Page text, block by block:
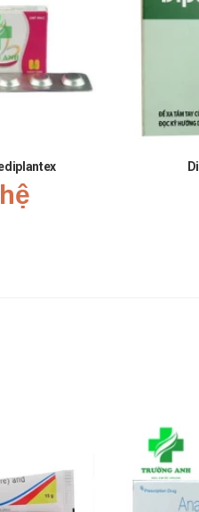
để đảm bảo hiệu quả tốt nhất khi
sử dụng ngay khi nhớ ra,
của Simvofix 10/40mg
kỳ thành phần của thuốc này.
hợp cho con bú.
táo bón, viêm tụy, viêm dạ dày.
da: rụng tóc; các phản ứng quá
co cơ, bệnh lý cơ/tiêu cơ vân .